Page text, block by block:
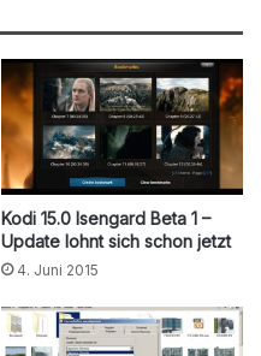
Kodi 15.0 Isengard Beta 1 –
Update lohnt sich schon jetzt
4. Juni 2015